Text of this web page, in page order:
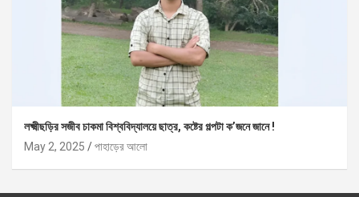
লক্ষ্মীছড়ির সজীব চাকমা বিশ্ববিদ্যালয়ে ছাত্র, কষ্টের গল্পটা ক’জনে জানে !
May 2, 2025
পাহাড়ের আলো